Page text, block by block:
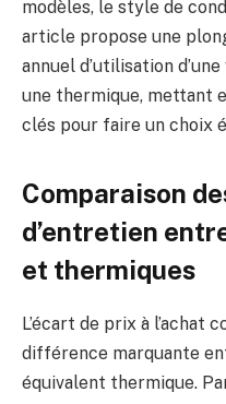
modèles, le style de
article propose une
annuel d’utilisation
une thermique, mettant
clés pour faire un choix
Comparaison
d’entretien
et thermiques
L’écart de prix à l’achat
différence marquante
équivalent thermique.